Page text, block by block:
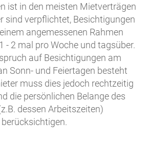
ist in den meisten Mietverträgen
sind verpflichtet, Besichtigungen
angemessenen Rahmen
- 2 mal pro Woche und tagsüber.
auf Besichtigungen am
Sonn- und Feiertagen besteht
muss dies jedoch rechtzeitig
die persönlichen Belange des
dessen Arbeitszeiten)
berücksichtigen.